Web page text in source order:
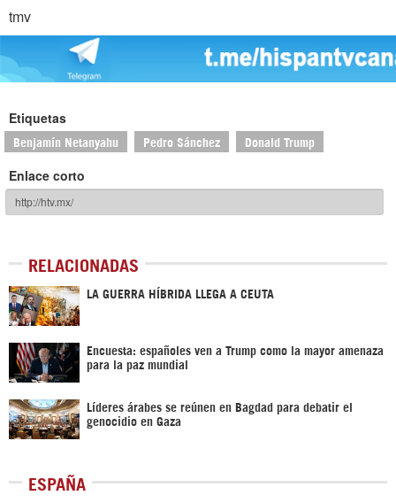
tmv
Etiquetas
Benjamín Netanyahu Pedro Sánchez Donald Trump
Enlace corto
RELACIONADAS
LA GUERRA HÍBRIDA LLEGA A CEUTA
Encuesta: españoles ven a Trump como la mayor amenaza
para la paz mundial
Líderes árabes se reúnen en Bagdad para debatir el
genocidio en Gaza
ESPAÑA